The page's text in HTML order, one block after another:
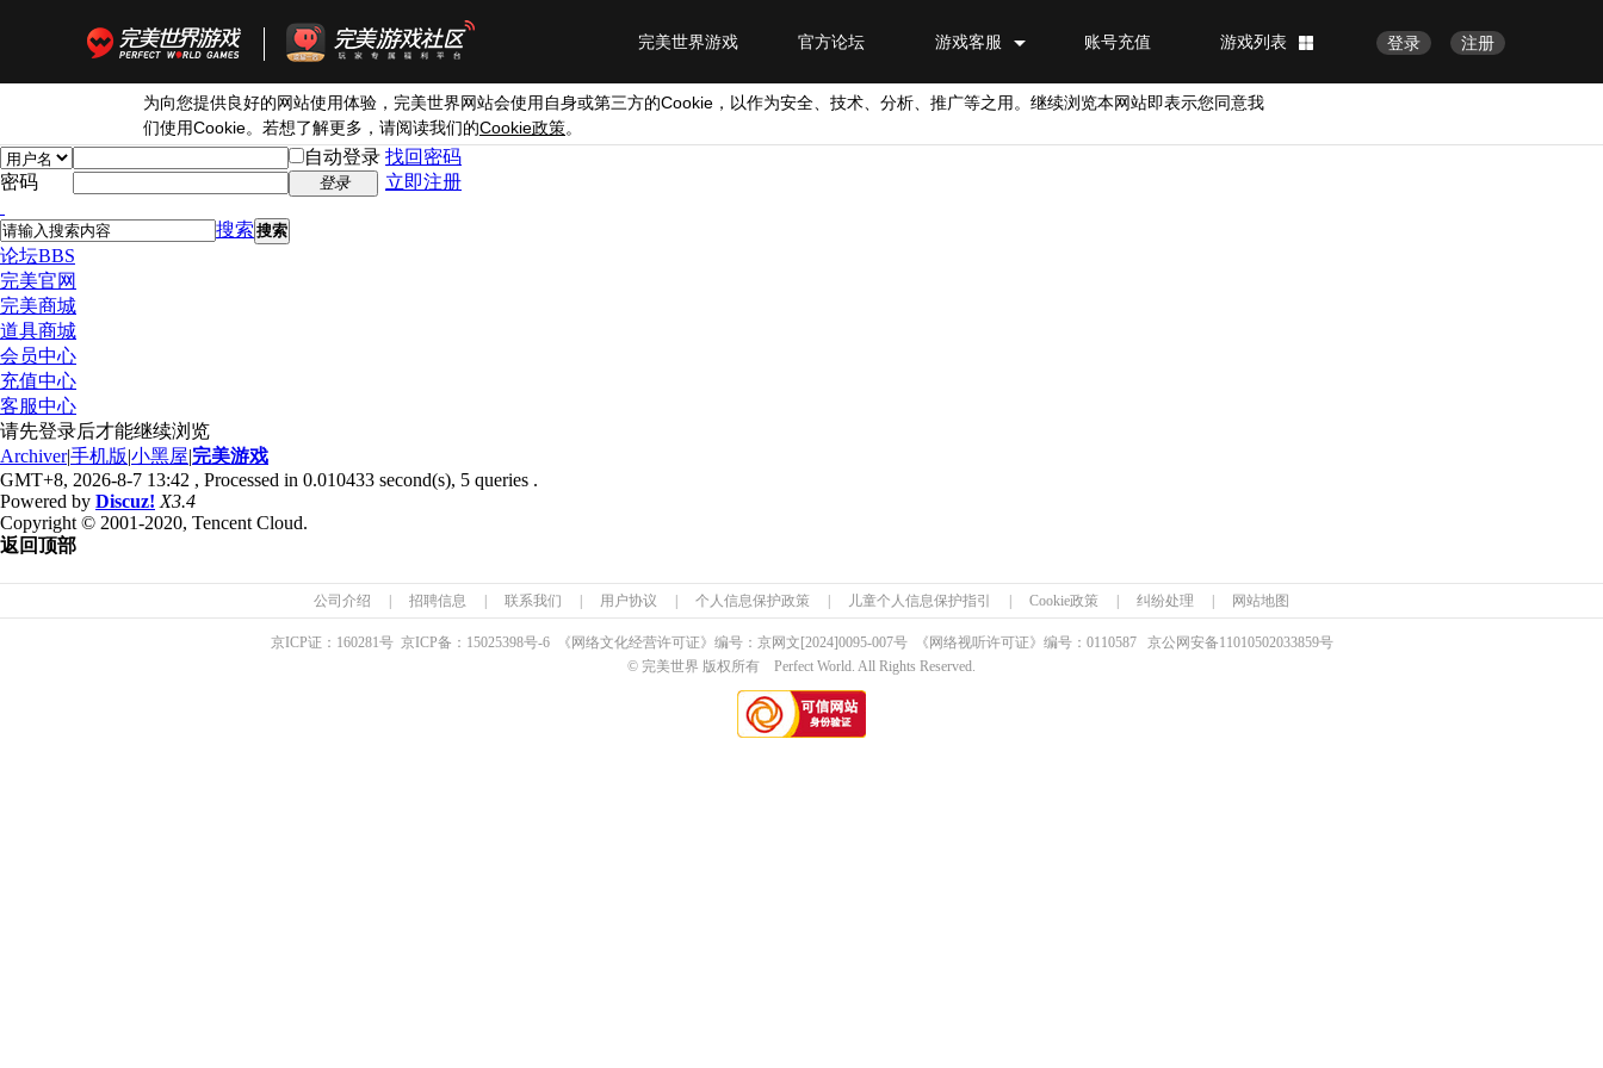
注册
登录
游戏列表
账号充值
游戏客服
官方论坛
完美世界游戏
为向您提供良好的网站使用体验，完美世界网站会使用自身或第三方的Cookie ，以作为安全、技术、分析、推广等之用。继续浏览本网站即表示您同意我
们使用Cookie。若想了解更多，请阅读我们的Cookie政策。
自动登录 找回密码
密码
登录 立即注册
搜索 搜索
论坛BBS
完美官网
完美商城
道具商城
会员中心
充值中心
客服中心
请先登录后才能继续浏览
Archiver|手机版|小黑屋|完美游戏
GMT+8, 2026-8-7 13:42 , Processed in 0.010433 second(s), 5 queries .
Powered by Discuz! X3.4
Copyright © 2001-2020, Tencent Cloud.
返回顶部
公司介绍 招聘信息 联系我们 用户协议 个人信息保护政策 儿童个人信息保护指引 Cookie政策 纠纷处理 网站地图
京ICP证： 160281号 京ICP备： 15025398号-6 《网络文化经营许可证》编号：京网文 [2024]0095-007号 《网络视听许可证》编号：0110587京公网安备11010502033859号
© 完美世界 版权所有 Perfect World. All Rights Reserved.